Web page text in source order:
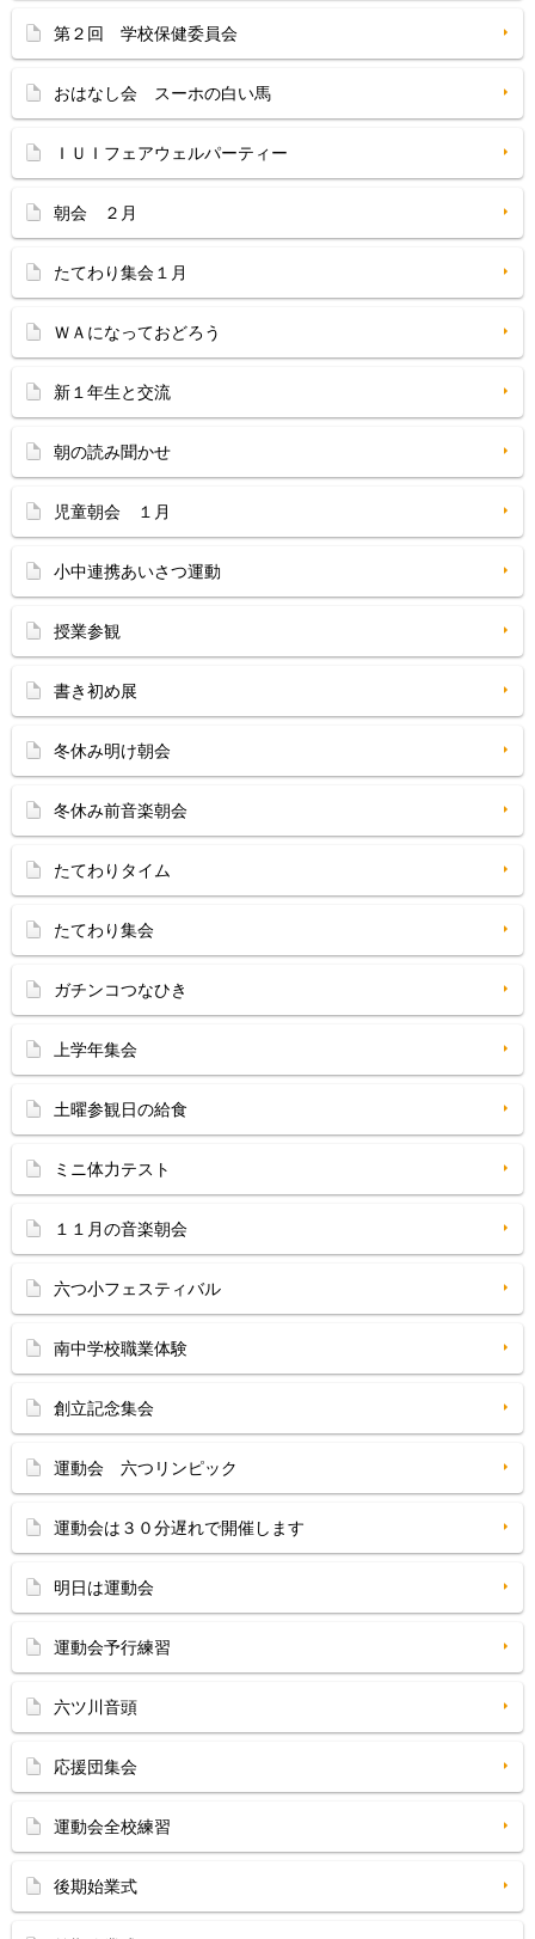
第２回 学校保健委員会
おはなし会 スーホの白い馬
ＩＵＩフェアウェルパーティー
朝会 ２月
たてわり集会１月
ＷＡになっておどろう
新１年生と交流
朝の読み聞かせ
児童朝会 １月
小中連携あいさつ運動
授業参観
書き初め展
冬休み明け朝会
冬休み前音楽朝会
たてわりタイム
たてわり集会
ガチンコつなひき
上学年集会
土曜参観日の給食
ミニ体力テスト
１１月の音楽朝会
六つ小フェスティバル
南中学校職業体験
創立記念集会
運動会 六つリンピック
運動会は３０分遅れで開催します
明日は運動会
運動会予行練習
六ツ川音頭
応援団集会
運動会全校練習
後期始業式